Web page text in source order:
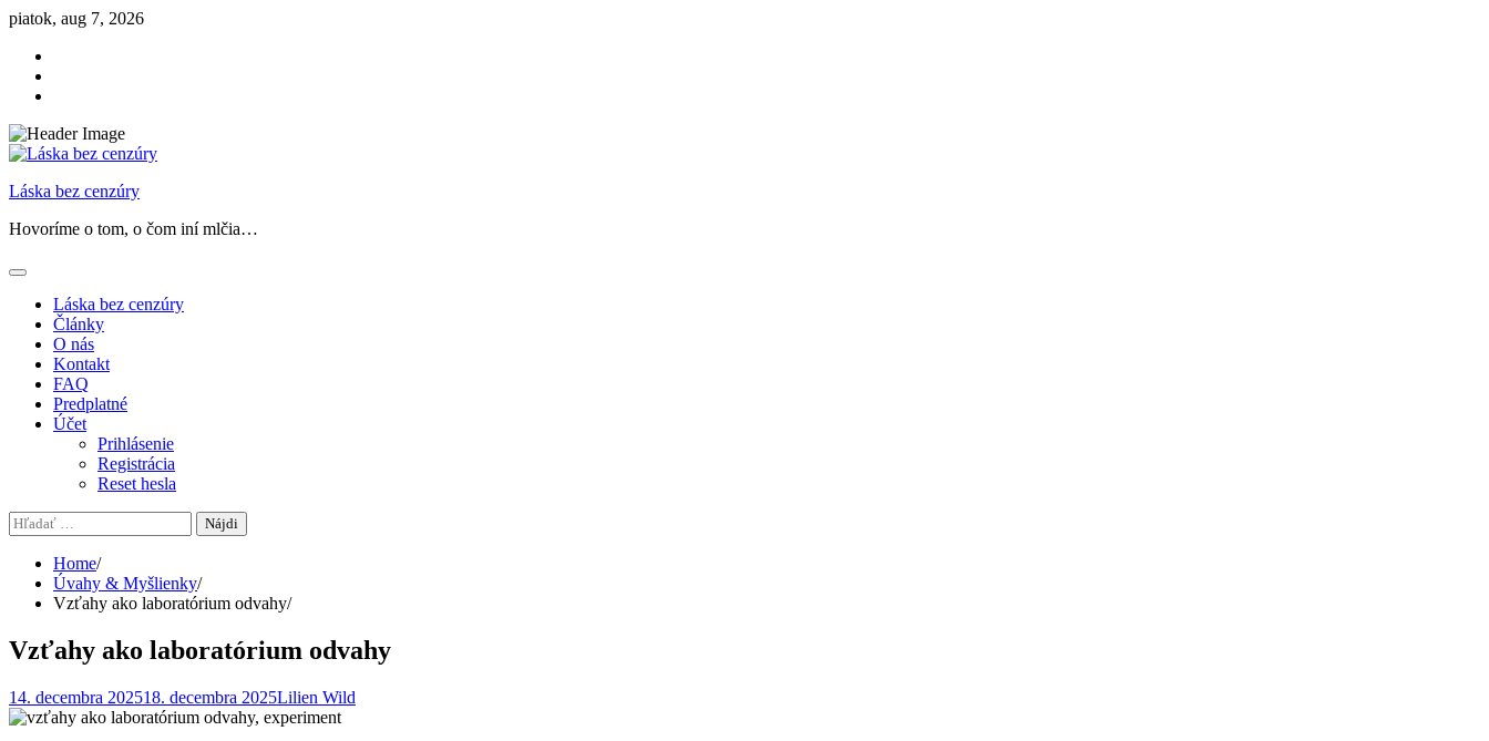
Skip
content
piatok, aug 7, 2026
Láska bez cenzúry
Hovoríme o tom, o čom iní mlčia…
Láska bez cenzúry
Články
O nás
Kontakt
FAQ
Predplatné
Účet
Prihlásenie
Registrácia
Reset hesla
Hľadať:
Home
Úvahy & Myšlienky
Vzťahy ako laboratórium odvahy
Vzťahy ako laboratórium odvahy
14. decembra 202518. decembra 2025Lilien Wild